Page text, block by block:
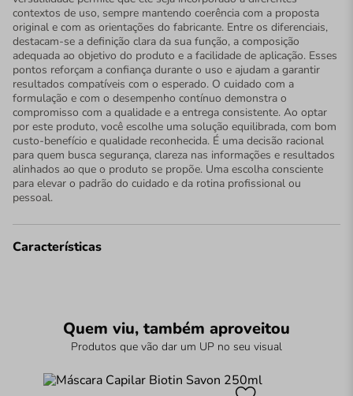
contextos de uso, sempre mantendo coerência com a proposta
original e com as orientações do fabricante. Entre os diferenciais,
destacam-se a definição clara da sua função, a composição
adequada ao objetivo do produto e a facilidade de aplicação. Esses
pontos reforçam a confiança durante o uso e ajudam a garantir
resultados compatíveis com o esperado. O cuidado com a
formulação e com o desempenho contínuo demonstra o
compromisso com a qualidade e a entrega consistente. Ao optar
por este produto, você escolhe uma solução equilibrada, com bom
custo-benefício e qualidade reconhecida. É uma decisão racional
para quem busca segurança, clareza nas informações e resultados
alinhados ao que o produto se propõe. Uma escolha consciente
para elevar o padrão do cuidado e da rotina profissional ou
pessoal.
Características
Quem viu, também aproveitou
Produtos que vão dar um UP no seu visual